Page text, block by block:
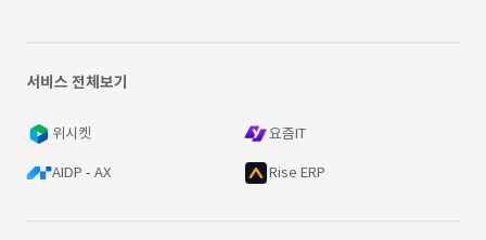
서비스 전체보기
위시켓 요즘IT
AIDP - AX Rise ERP